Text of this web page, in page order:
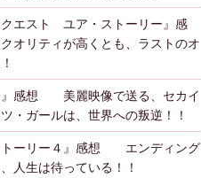
エスト ユア・ストーリー』感
リティが高くとも、ラストのオ
』感想 美麗映像で送る、セカイ
・ガールは、世界への叛逆！！
トーリー４』感想 エンディング
人生は待っている！！